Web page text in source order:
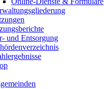
und Entsorgung